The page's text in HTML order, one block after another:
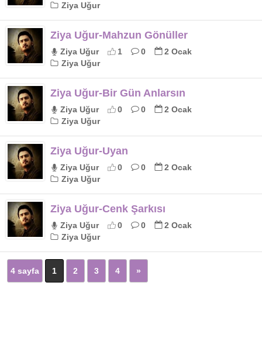
Ziya Uğur
Ziya Uğur-Mahzun Gönüller
Ziya Uğur 1 0
2 Ocak
Ziya Uğur
Ziya Uğur-Bir Gün Anlarsın
Ziya Uğur 0 0
2 Ocak
Ziya Uğur
Ziya Uğur-Uyan
Ziya Uğur 0 0
2 Ocak
Ziya Uğur
Ziya Uğur-Cenk Şarkısı
Ziya Uğur 0 0
2 Ocak
Ziya Uğur
4 sayfa 1 2 3 4 »